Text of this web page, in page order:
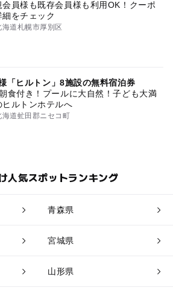
会員様も既存会員様も利用OK！クーポ
細をチェック
海道札幌市厚別区
「ヒルトン」8施設の無料宿泊券
食付き！プールに大自然！子ども大満
ヒルトンホテルへ
海道虻田郡ニセコ町
人気スポットランキング
青森県
宮城県
山形県